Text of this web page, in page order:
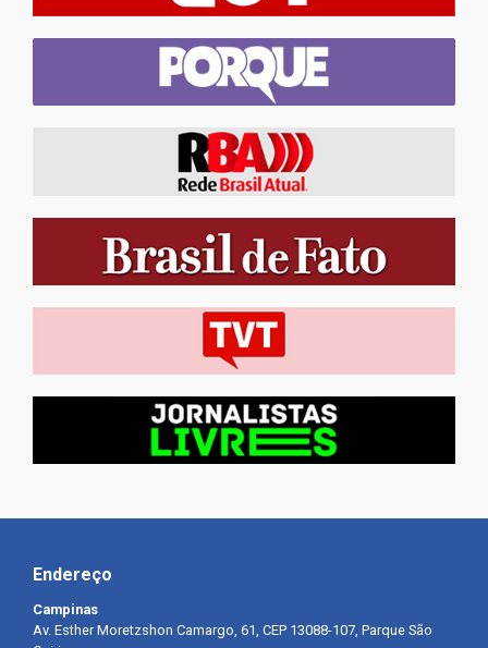
Endereço
Campinas
Av. Esther Moretzshon Camargo, 61, CEP 13088-107, Parque São